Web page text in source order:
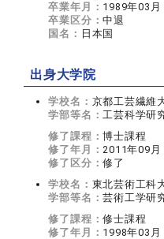
卒業年月： 1989年03月
卒業区分：中退
国名： 日本国
出身大学院
学校名： 京都工芸繊維
学部等名：工芸科学研
修了課程：博士課程
修了年月：2011年09月
修了区分：修了
学校名： 東北芸術工科
学部等名：芸術工学研
修了課程：修士課程
修了年月： 1998年03月